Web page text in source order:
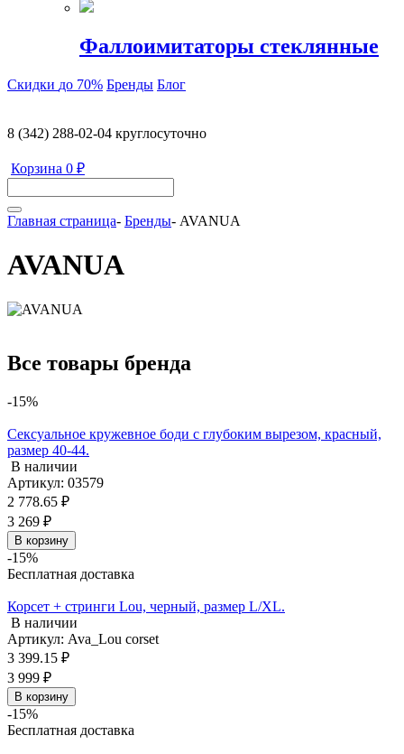
Фаллоимитаторы стеклянные
Скидки до 70% Бренды Блог
8 (342) 288-02-04 круглосуточно
Корзина 0 ₽
Главная страница- Бренды- AVANUA
AVANUA
Все товары бренда
-15%
Сексуальное кружевное боди с глубоким вырезом, красный,
размер 40-44.
В наличии
Артикул: 03579
2 778.65 ₽
3 269 ₽
В корзину
-15%
Бесплатная доставка
Корсет + стринги Lou, черный, размер L/XL.
В наличии
Артикул: Ava_Lou corset
3 399.15 ₽
3 999 ₽
В корзину
-15%
Бесплатная доставка